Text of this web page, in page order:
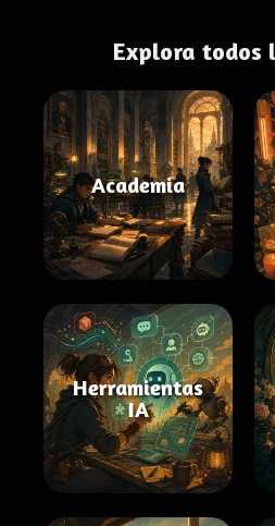
Explora todos
Academia
Herramientas
IA